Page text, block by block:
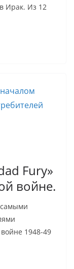
Ирак. Из 12
Fury»
войне.
самыми
1948-49